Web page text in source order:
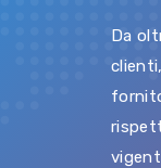
Da